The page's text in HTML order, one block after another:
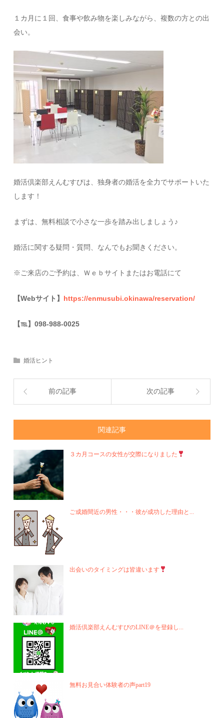
１カ月に１回、食事や飲み物を楽しみながら、複数の方との出
会い。
婚活倶楽部えんむすびは、独身者の婚活を全力でサポートいた
します！
まずは、無料相談で小さな一歩を踏み出しましょう♪
婚活に関する疑問・質問、なんでもお聞きください。
※ご来店のご予約は、Ｗｅｂサイトまたはお電話にて
【Webサイト】 https://enmusubi.okinawa/reservation/
【℡】098-988-0025
婚活ヒント
前の記事 次の記事
関連記事
３カ月コースの女性が交際になりました
ご成婚間近の男性・・・彼が成功した理由と...
出会いのタイミングは皆違います
婚活倶楽部えんむすびのLINE＠を登録し...
無料お見合い体験者の声part19